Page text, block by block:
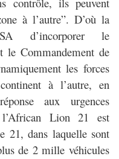
à l’autre”. D’où la
d’incorporer le
le Commandement de
les forces
à l’autre, en
aux urgences
Lion 21 est
21, dans laquelle sont
de 2 mille véhicules